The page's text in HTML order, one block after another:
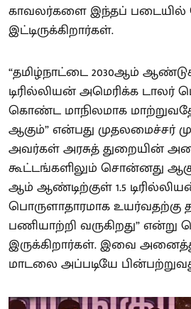
காவலர்களை இந்தப் படையில்
இட்டிருக்கிறார்கள்.
“தமிழ்நாட்டை 2030ஆம்
டிரில்லியன் அமெரிக்க டாலர்
கொண்ட மாநிலமாக
ஆகும்” என்பது முதலமைச்சர்
அவர்கள் அரசுத் துறையின்
கூட்டங்களிலும் சொன்னது
ஆம் ஆண்டிற்குள் 1.5
பொருளாதாரமாக உயர்வதற்கு
பணியாற்றி வருகிறது”
இருக்கிறார்கள். இவை
மாடலை அப்படியே